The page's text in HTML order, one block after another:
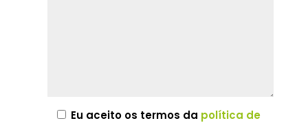
Eu aceito os termos da política de